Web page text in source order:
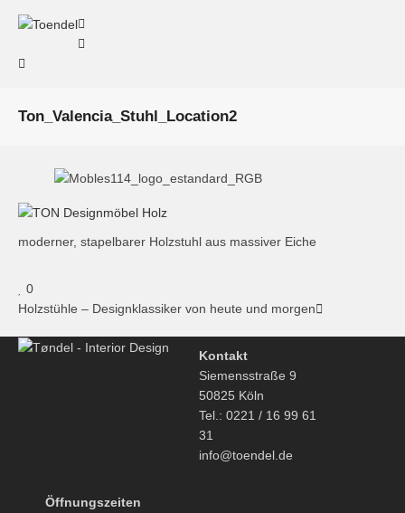
Ton_Valencia_Stuhl_Location2
moderner, stapelbarer Holzstuhl aus massiver Eiche
0
Holzstühle – Designklassiker von heute und morgen
Kontakt
Siemensstraße 9
50825 Köln
Tel.: 0221 / 16 99 61
31
info@toendel.de
Öffnungszeiten